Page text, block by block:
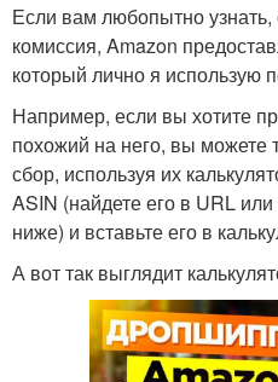
Если вам любопытно узнать,
комиссия, Amazon
который лично я использую
Например, если вы хотите
похожий на него, вы можете
сбор, используя их
ASIN (найдете его в URL или
ниже) и вставьте его в
А вот так выглядит